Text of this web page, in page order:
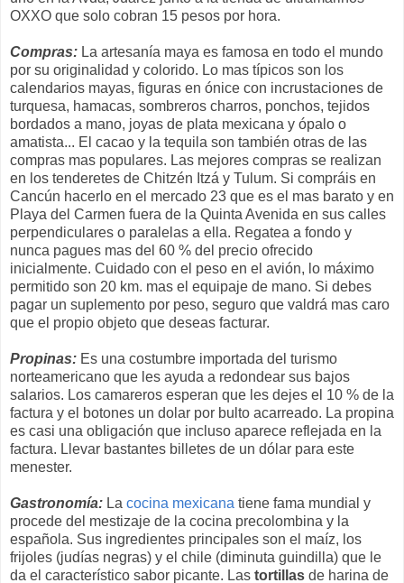
OXXO que solo cobran 15 pesos por hora.
Compras: La artesanía maya es famosa en todo el mundo
por su originalidad y colorido. Lo mas típicos son los
calendarios mayas, figuras en ónice con incrustaciones de
turquesa, hamacas, sombreros charros, ponchos, tejidos
bordados a mano, joyas de plata mexicana y ópalo o
amatista... El cacao y la tequila son también otras de las
compras mas populares. Las mejores compras se realizan
en los tenderetes de Chitzén Itzá y Tulum. Si compráis en
Cancún hacerlo en el mercado 23 que es el mas barato y en
Playa del Carmen fuera de la Quinta Avenida en sus calles
perpendiculares o paralelas a ella. Regatea a fondo y
nunca pagues mas del 60 % del precio ofrecido
inicialmente. Cuidado con el peso en el avión, lo máximo
permitido son 20 km. mas el equipaje de mano. Si debes
pagar un suplemento por peso, seguro que valdrá mas caro
que el propio objeto que deseas facturar.
Propinas: Es una costumbre importada del turismo
norteamericano que les ayuda a redondear sus bajos
salarios. Los camareros esperan que les dejes el 10 % de la
factura y el botones un dolar por bulto acarreado. La propina
es casi una obligación que incluso aparece reflejada en la
factura. Llevar bastantes billetes de un dólar para este
menester.
Gastronomía: La cocina mexicana tiene fama mundial y
procede del mestizaje de la cocina precolombina y la
española. Sus ingredientes principales son el maíz, los
frijoles (judías negras) y el chile (diminuta guindilla) que le
da el característico sabor picante. Las tortillas de harina de